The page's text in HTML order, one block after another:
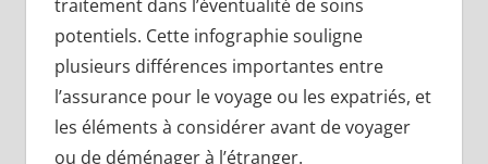
traitement dans l’éventualité de soins
potentiels. Cette infographie souligne
plusieurs différences importantes entre
l’assurance pour le voyage ou les expatriés, et
les éléments à considérer avant de voyager
ou de déménager à l’étranger.